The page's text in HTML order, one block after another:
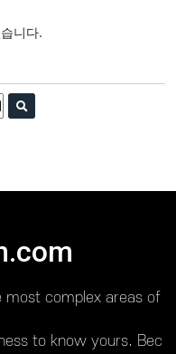
니다.
most complex areas of
to know yours. Bec